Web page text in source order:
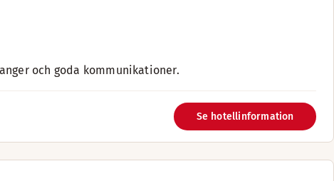
och goda kommunikationer.
Se hotellinformation